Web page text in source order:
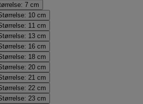
7 cm
10 cm
11 cm
13 cm
16 cm
18 cm
20 cm
21 cm
22 cm
23 cm